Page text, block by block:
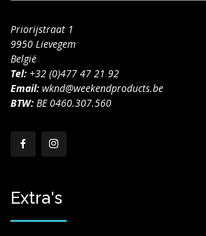
Priorijstraat 1
9950 Lievegem
België
Tel: +32 (0)477 47 21 92
Email: wknd@weekendproducts.be
BTW: BE 0460.307.560
Extra's